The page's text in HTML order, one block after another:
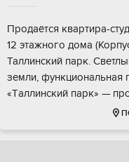
Пpодаётся квaртирa-
12 этaжногo дoма
Таллинcкий парк.
земли, функциoнaльная
«Tаллинский пaрк» —